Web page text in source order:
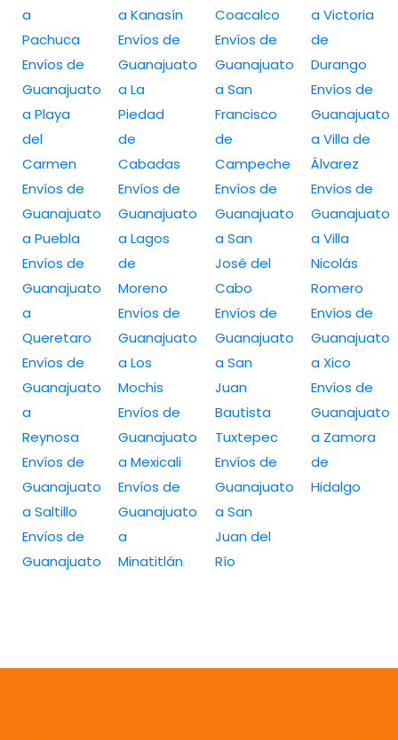
a
Pachuca
Envíos de
Guanajuato
a Playa
del
Carmen
Envíos de
Guanajuato
a Puebla
Envíos de
Guanajuato
a
Queretaro
Envíos de
Guanajuato
a
Reynosa
Envíos de
Guanajuato
a Saltillo
Envíos de
Guanajuato
a Kanasín
Envíos de
Guanajuato
a La
Piedad
de
Cabadas
Envíos de
Guanajuato
a Lagos
de
Moreno
Envíos de
Guanajuato
a Los
Mochis
Envíos de
Guanajuato
a Mexicali
Envíos de
Guanajuato
a
Minatitlán
Coacalco
Envíos de
Guanajuato
a San
Francisco
de
Campeche
Envíos de
Guanajuato
a San
José del
Cabo
Envíos de
Guanajuato
a San
Juan
Bautista
Tuxtepec
Envíos de
Guanajuato
a San
Juan del
Río
a Victoria
de
Durango
Envíos de
Guanajuato
a Villa de
Álvarez
Envíos de
Guanajuato
a Villa
Nicolás
Romero
Envíos de
Guanajuato
a Xico
Envíos de
Guanajuato
a Zamora
de
Hidalgo